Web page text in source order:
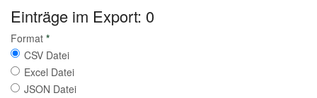
Einträge im Export: 0
Format *
CSV Datei
Excel Datei
JSON Datei